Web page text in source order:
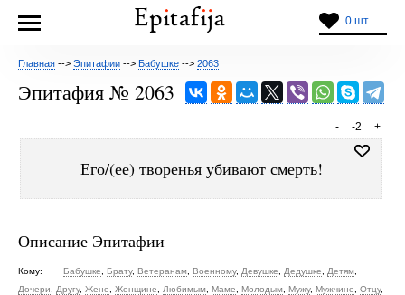
0 шт.
Главная --> Эпитафии --> Бабушке --> 2063
Эпитафия № 2063
+
-2
-
Его/(ее) творенья убивают смерть!
Описание Эпитафии
Кому: Бабушке Брату, Ветеранам Военному, Девушке Дедушке Детям
Дочери
Другу, Жене Женщине Любимым Маме Молодым Мужу, Мужчине Отцу,